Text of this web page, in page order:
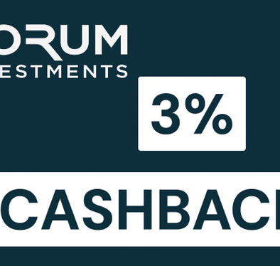
gekocht in Spanje, Bahia Azul
meubel- en
Andalusië qua inwoneraantal. Het is
begin van de toeristische regio Costa del
en 700 parkeerplaatsen. Het park
en een McDonald's restaurant omvat. Er is
de verkoper, om in de komende jaren